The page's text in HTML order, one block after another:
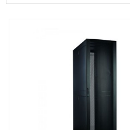
gaiola m5 preço
cliente poderá contar
com otimização de
PREÇO JUSTO E